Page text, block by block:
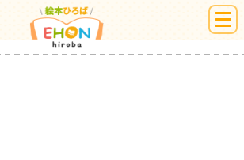
絵本ひろば